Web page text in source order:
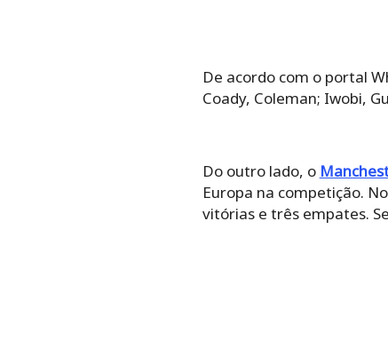
De acordo com o portal
Coady, Coleman; Iwobi,
Do outro lado, o
Europa na competição.
vitórias e três empates.